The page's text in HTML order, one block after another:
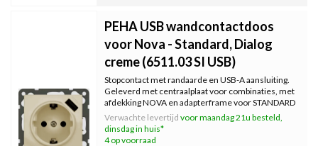
PEHA USB wandcontactdoos
voor Nova - Standard, Dialog
creme (6511.03 SI USB)
Stopcontact met randaarde en USB-A aansluiting.
Geleverd met centraalplaat voor combinaties, met
afdekking NOVA en adapterframe voor STANDARD
en DIALOG. Kleur: creme, RAL1013.
Verwachte levertijd voor maandag 21u besteld,
dinsdag in huis*
4 op voorraad